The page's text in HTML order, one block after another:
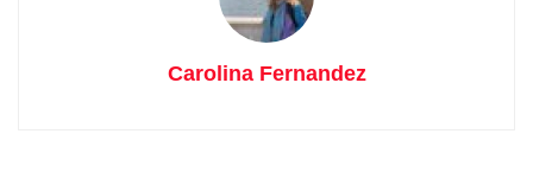
Carolina Fernandez